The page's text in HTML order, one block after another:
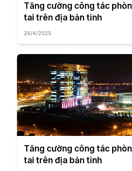
Tăng cường công tác
tai trên địa bản tỉnh
26/4/2025
Tăng cường công tác
tai trên địa bản tỉnh